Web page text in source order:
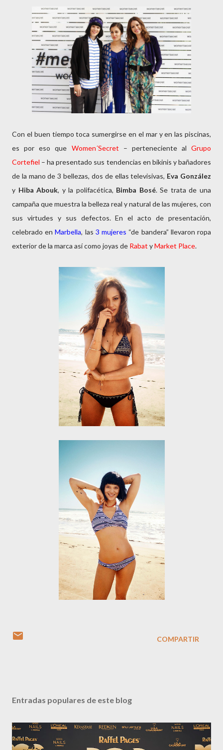
Con el buen tiempo toca sumergirse en el mar y en las piscinas,
es por eso que Women´Secret – perteneciente al Grupo
Cortefiel – ha presentado sus tendencias en bikinis y bañadores
de la mano de 3 bellezas, dos de ellas televisivas, Eva González
y Hiba Abouk, y la polifacética, Bimba Bosé. Se trata de una
campaña que muestra la belleza real y natural de las mujeres, con
sus virtudes y sus defectos. En el acto de presentación,
celebrado enMarbella, las 3 mujeres “de bandera” llevaron ropa
exterior de la marca así como joyas de Rabat yMarket Place.
COMPARTIR
Entradas populares de este blog